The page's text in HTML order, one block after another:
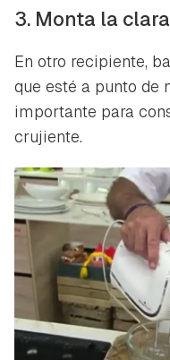
3. Monta la
En otro recipiente,
que esté a punto de
importante para
crujiente.